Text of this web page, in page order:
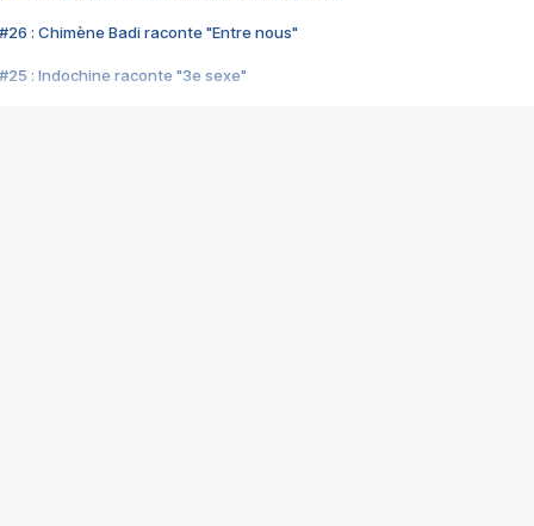
#26 : Chimène Badi raconte "Entre nous"
#25 : Indochine raconte "3e sexe"